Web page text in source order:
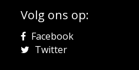
Volg ons op:
Facebook
Twitter